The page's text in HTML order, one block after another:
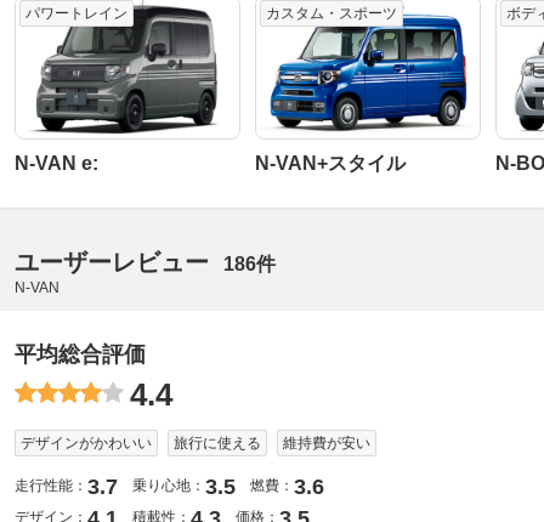
パワートレイン
N-VAN e:
カスタム・スポーツ
N-VAN+スタイル
ボデ
N-
ユーザーレビュー 186件
N-VAN
平均総合評価
4.4
デザインがかわいい 旅行に使える 維持費が安い
走行性能： 3.7 乗り心地： 3.5 燃費： 3.6
デザイン： 積載性： 価格：